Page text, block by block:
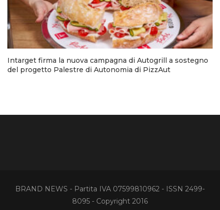
Intarget firma la nuova campagna di Autogrill a sostegno
del progetto Palestre di Autonomia di PizzAut
BRAND NEWS - Partita IVA 07599810962 - ISSN 2499-
8095 - Copyright 2016